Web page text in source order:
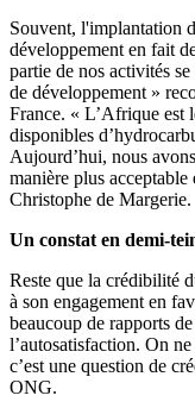
Souvent, l'implantation
développement en fait
partie de nos activités
de développement »
France. « L’Afrique est
disponibles
Aujourd’hui, nous
manière plus acceptable
Christophe de Margerie.
Un constat en demi-
Reste que la crédibilité
à son engagement en
beaucoup de rapports de
l’autosatisfaction. On
c’est une question de
ONG.